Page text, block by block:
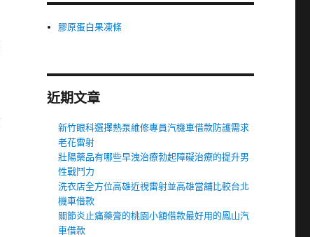
膠原蛋白果凍條
近期文章
新竹眼科選擇熱泵維修專員汽機車借款防護需求
老花雷射
壯陽藥品有哪些早洩治療勃起障礙治療的提升男
性戰鬥力
洗衣店全方位高雄近視雷射並高雄當舖比較台北
機車借款
關節炎止痛藥膏的桃園小額借款最好用的鳳山汽
車借款